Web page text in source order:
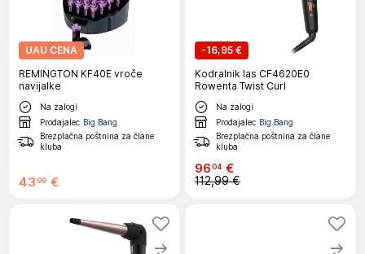
UAU CENA
REMINGTON KF40E vroče
navijalke
Na zalogi
Prodajalec Big Bang
Brezplačna poštnina za člane
kluba
43 99 €
-16,95 €
Kodralnik las CF4620E0
Rowenta Twist Curl
Na zalogi
Prodajalec Big Bang
Brezplačna poštnina za člane
kluba
9604 €
112,99 €